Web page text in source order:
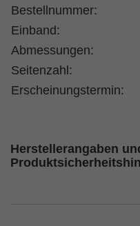
Bestellnummer:
Einband:
Abmessungen:
Seitenzahl:
Erscheinungstermin:
Herstellerangaben